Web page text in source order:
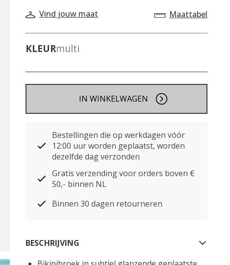
Vind jouw maat Maattabel
KLEURmulti
IN WINKELWAGEN
Bestellingen die op werkdagen vóór
12:00 uur worden geplaatst, worden
dezelfde dag verzonden
Gratis verzending voor orders boven €
50,- binnen NL
Binnen 30 dagen retourneren
BESCHRIJVING